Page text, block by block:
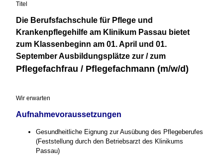
Titel
Die Berufsfachschule für Pflege und
Krankenpflegehilfe am Klinikum Passau bietet
zum Klassenbeginn am 01. April und 01.
September Ausbildungsplätze zur / zum
Pflegefachfrau / Pflegefachmann (m/w/d)
Wir erwarten
Aufnahmevoraussetzungen
Gesundheitliche Eignung zur Ausübung des Pflegeberufes
(Feststellung durch den Betriebsarzt des Klinikums
Passau)